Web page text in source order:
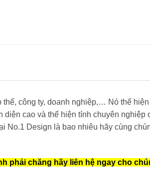
thể, công ty, doanh nghiệp,… Nó thể
cao và thể hiện tính chuyên nghiệp
No.1 Design là bao nhiêu hãy cùng
phải chăng hãy liên hệ ngay cho